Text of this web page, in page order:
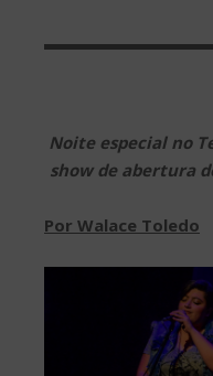
Noite especial no
show de abertura
Por Walace Toledo